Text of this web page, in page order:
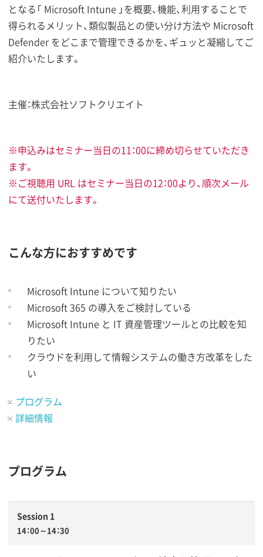
となる「 Microsoft Intune 」を概要、機能、利用することで
得られるメリット、類似製品との使い分け方法や Microsoft
Defender をどこまで管理できるかを、ギュッと凝縮してご
紹介いたします。
主催：株式会社ソフトクリエイト
※申込みはセミナー当日の11：00に締め切らせていただき
ます。
※ご視聴用 URL はセミナー当日の12：00より、順次メール
にて送付いたします。
こんな方におすすめです
Microsoft Intune について知りたい
Microsoft 365 の導入をご検討している
Microsoft Intune と IT 資産管理ツールとの比較を知
りたい
クラウドを利用して情報システムの働き方改革をした
い
プログラム
詳細情報
プログラム
Session 1
14：00～14：30